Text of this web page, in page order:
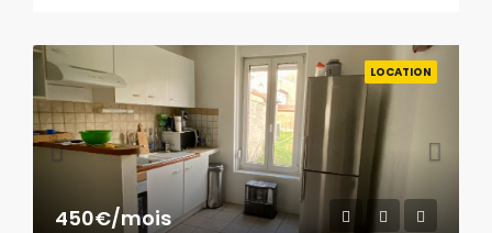
LOCATION
450€/mois
Previous Next